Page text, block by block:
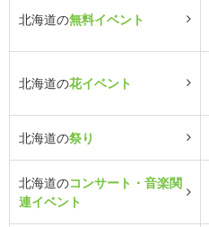
北海道の無料イベント
北海道の花イベント
北海道の祭り
北海道のコンサート・音楽関
連イベント